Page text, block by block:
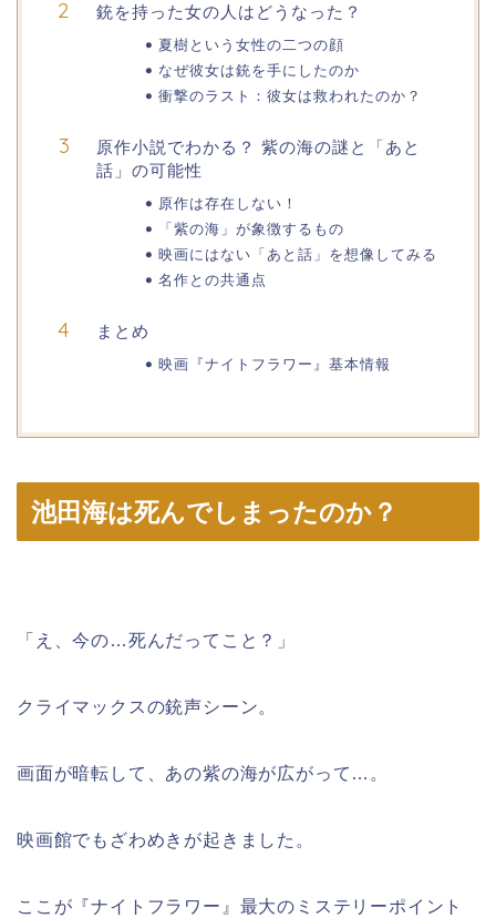
銃を持った女の人はどうなった？
夏樹という女性の二つの顔
なぜ彼女は銃を手にしたのか
衝撃のラスト：彼女は救われたのか？
原作小説でわかる？ 紫の海の謎と「あと
話」の可能性
原作は存在しない！
「紫の海」が象徴するもの
映画にはない「あと話」を想像してみる
名作との共通点
まとめ
映画『ナイトフラワー』基本情報
池田海は死んでしまったのか？
「え、今の…死んだってこと？」
クライマックスの銃声シーン。
画面が暗転して、あの紫の海が広がって…。
映画館でもざわめきが起きました。
ここが『ナイトフラワー』最大のミステリーポイント